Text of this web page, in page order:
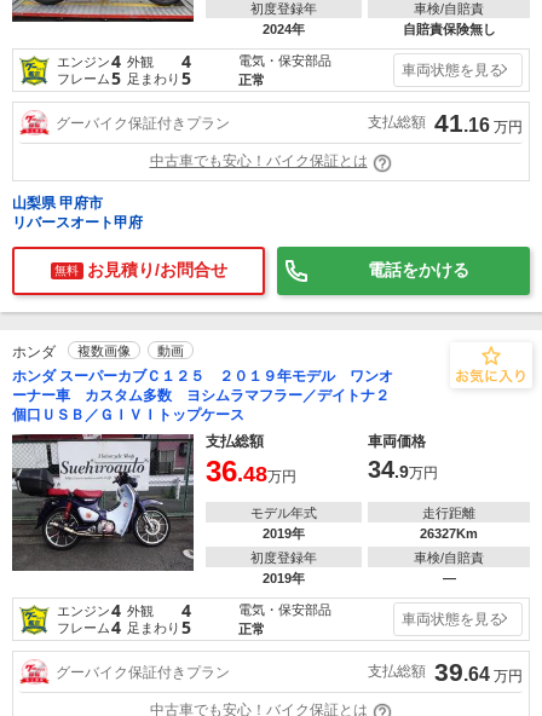
初度登録年
2024年
車検/自賠責
自賠責保険無し
エンジン4 外観 4
フレーム5 足まわり 5
電気・保安部品
正常
車両状態を見る
グーバイク保証付きプラン 支払総額 41.16 万円
中古車でも安心！バイク保証とは
山梨県 甲府市
リバースオート甲府
無料 お見積り/お問合せ 電話をかける
ホンダ 複数画像 動画
ホンダ スーパーカブＣ１２５ ２０１９年モデル ワンオ
ーナー車 カスタム多数 ヨシムラマフラー／デイトナ２
個口ＵＳＢ／ＧＩＶＩトップケース
支払総額
車両価格
36.48万円 34.9万円
モデル年式
2019年
走行距離
26327Km
初度登録年
2019年
車検/自賠責
―
エンジン4 外観 4
フレーム4 足まわり 5
電気・保安部品
正常
車両状態を見る
グーバイク保証付きプラン 支払総額 39.64 万円
中古車でも安心！バイク保証とは